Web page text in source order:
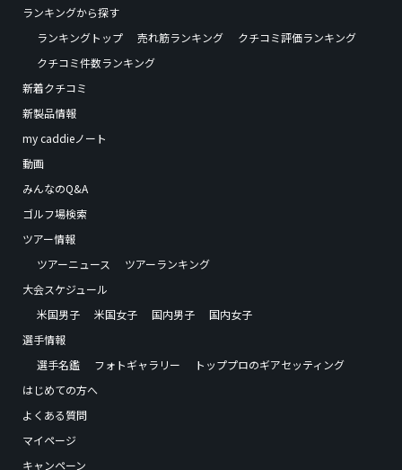
ランキングから探す
ランキングトップ
売れ筋ランキング
クチコミ評価ランキング
クチコミ件数ランキング
新着クチコミ
新製品情報
my caddieノート
動画
みんなのQ&A
ゴルフ場検索
ツアー情報
ツアーニュース
ツアーランキング
大会スケジュール
米国男子
米国女子 国内男子
国内女子
選手情報
選手名鑑
フォトギャラリー
トッププロのギアセッティング
はじめての方へ
よくある質問
マイページ
キャンペーン